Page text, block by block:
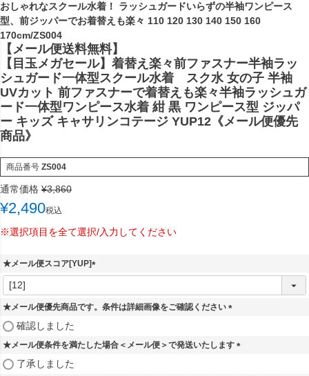
おしゃれなスクール水着！ ラッシュガードいらずの半袖ワンピース
型、前ジッパーでお着替えも楽々 110 120 130 140 150 160
170cm/ZS004
【メール便送料無料】
【目玉メガセール】着替え楽々前ファスナー半袖ラッ
シュガード一体型スクール水着 スク水 女の子 半袖
UVカット 前ファスナーで着替えも楽々半袖ラッシュガ
ード一体型ワンピース水着 紺 黒 ワンピース型 ジッパ
ー キッズ キャサリンコテージ YUP12《メール便優先
商品》
商品番号 ZS004
通常価格 ¥3,860
¥2,490税込
※選択項目を全て選択/入力してください
★メール便スコア[YUP]
(
須
★メール便優先商品です。条件は詳細画像をご確認ください
須
確認しました
★メール便条件を満たした場合＜メール便＞で発送いたします
了承しました